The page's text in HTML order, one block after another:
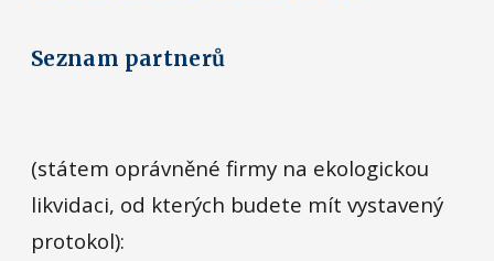
Seznam partnerů
(státem oprávněné firmy na ekologickou
likvidaci, od kterých budete mít vystavený
protokol):